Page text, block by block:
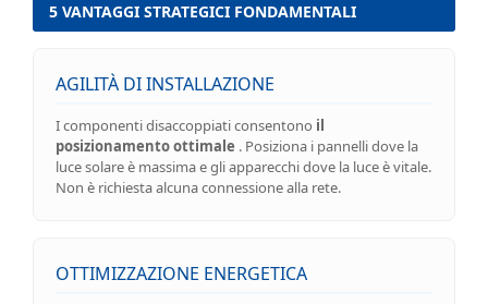
5 VANTAGGI STRATEGICI FONDAMENTALI
AGILITÀ DI INSTALLAZIONE
I componenti disaccoppiati consentono il
posizionamento ottimale . Posiziona i pannelli dove la
luce solare è massima e gli apparecchi dove la luce è vitale.
Non è richiesta alcuna connessione alla rete.
OTTIMIZZAZIONE ENERGETICA